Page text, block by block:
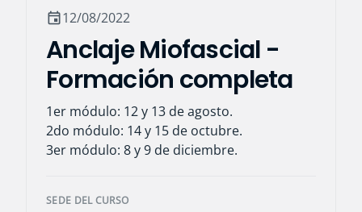
event12/08/2022
Anclaje Miofascial -
Formación completa
1er módulo: 12 y 13 de agosto.
2do módulo: 14 y 15 de octubre.
3er módulo: 8 y 9 de diciembre.
SEDE DEL CURSO